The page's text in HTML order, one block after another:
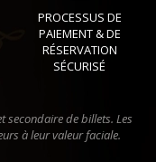
PROCESSUS DE
PAIEMENT & DE
RÉSERVATION
SÉCURISÉ
secondaire de billets. Les
à leur valeur faciale.